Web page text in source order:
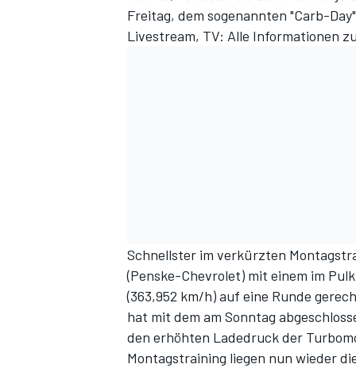
Freitag, dem sogenannten "Carb-
Livestream, TV: Alle Informationen
Schnellster im verkürzten
(Penske-Chevrolet) mit einem im
(363,952 km/h) auf eine Runde
hat mit dem am Sonntag
den erhöhten Ladedruck der
Montagstraining liegen nun wieder